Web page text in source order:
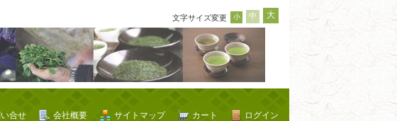
文字サイズ変更 小 中 大
ログイン
カート
サイトマップ
会社概要
合せ